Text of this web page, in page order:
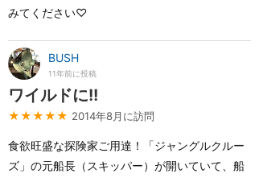
みてください♡
BUSH
11年前に投稿
ワイルドに!!
★★★★★ 2014年8月に訪問
食欲旺盛な探険家ご用達！「ジャングルクルー
ズ」の元船長（スキッパー）が開いていて、船